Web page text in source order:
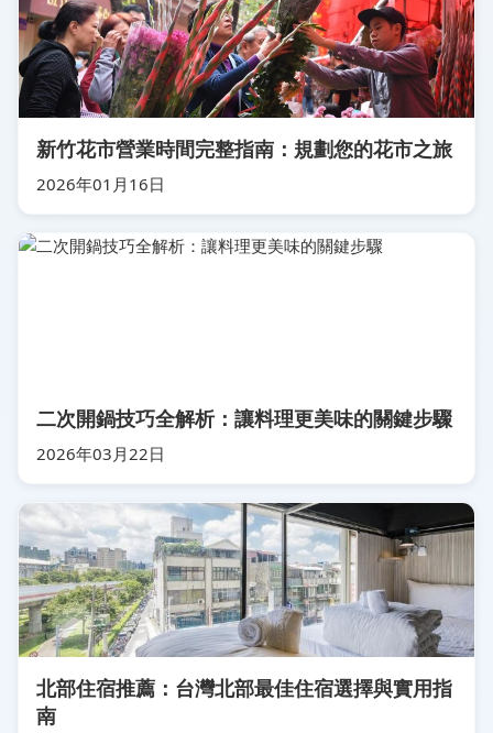
新竹花市營業時間完整指南：規劃您的花市之旅
2026年01月16日
二次開鍋技巧全解析：讓料理更美味的關鍵步驟
2026年03月22日
北部住宿推薦：台灣北部最佳住宿選擇與實用指
南